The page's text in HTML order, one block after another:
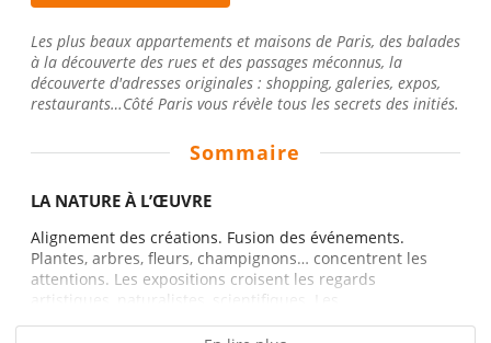
Les plus beaux appartements et maisons de Paris, des balades
à la découverte des rues et des passages méconnus, la
découverte d'adresses originales : shopping, galeries, expos,
restaurants…Côté Paris vous révèle tous les secrets des initiés.
Sommaire
LA NATURE À L’ŒUVRE
Alignement des créations. Fusion des événements.
Plantes, arbres, fleurs, champignons… concentrent les
attentions. Les expositions croisent les regards
artistiques, naturalistes, scientifiques. Les...